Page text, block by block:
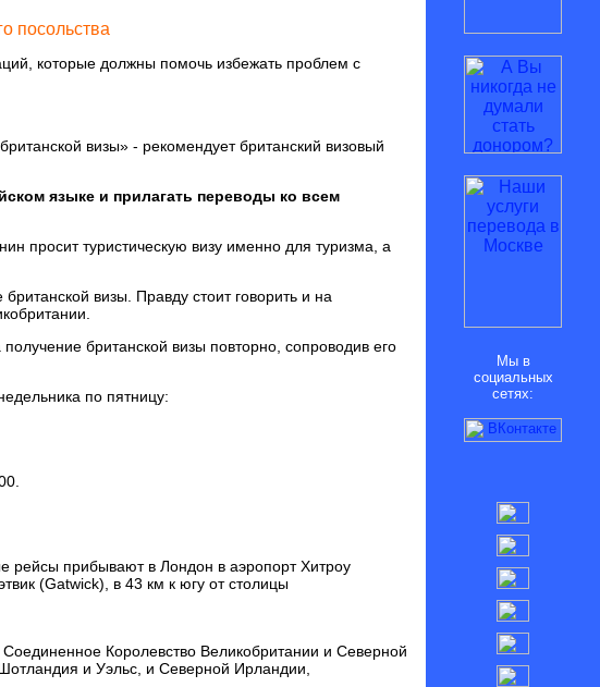
посольства
которые должны помочь избежать проблем с
визы» - рекомендует британский визовый
языке и прилагать переводы ко всем
просит туристическую визу именно для туризма, а
визы. Правду стоит говорить и на
британской визы повторно, сопроводив его
по пятницу:
рейсы прибывают в Лондон в аэропорт Хитроу
(Gatwick), в 43 км к югу от столицы
Королевство Великобритании и Северной
и Уэльс, и Северной Ирландии,
Мы в
социальных
сетях: